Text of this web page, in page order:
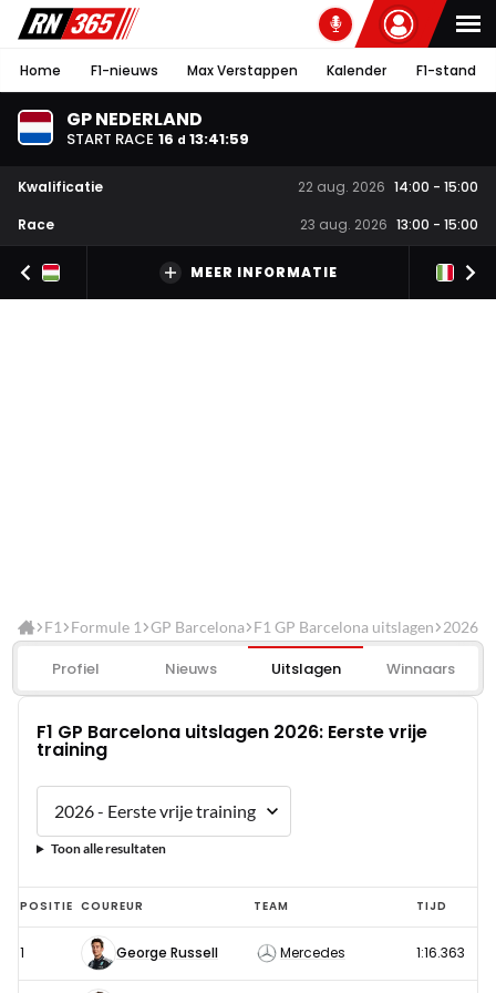
Home F1-nieuws Max Verstappen Kalender F1-stand
GP NEDERLAND
START RACE 16 d 13:41:58
Kwalificatie 22 aug. 2026 14:00 - 15:00
Race
23 aug. 2026 13:00 - 15:00
MEER INFORMATIE
F1 Formule 1 GP Barcelona F1 GP Barcelona uitslagen 2026
Profiel Nieuws Uitslagen Winnaars
F1 GP Barcelona uitslagen 2026: Eerste vrije
training
Toon alle resultaten
F1
GP
Barcelona
POSITIE COUREUR TEAM TIJD
1 George Russell Mercedes 1:16.363